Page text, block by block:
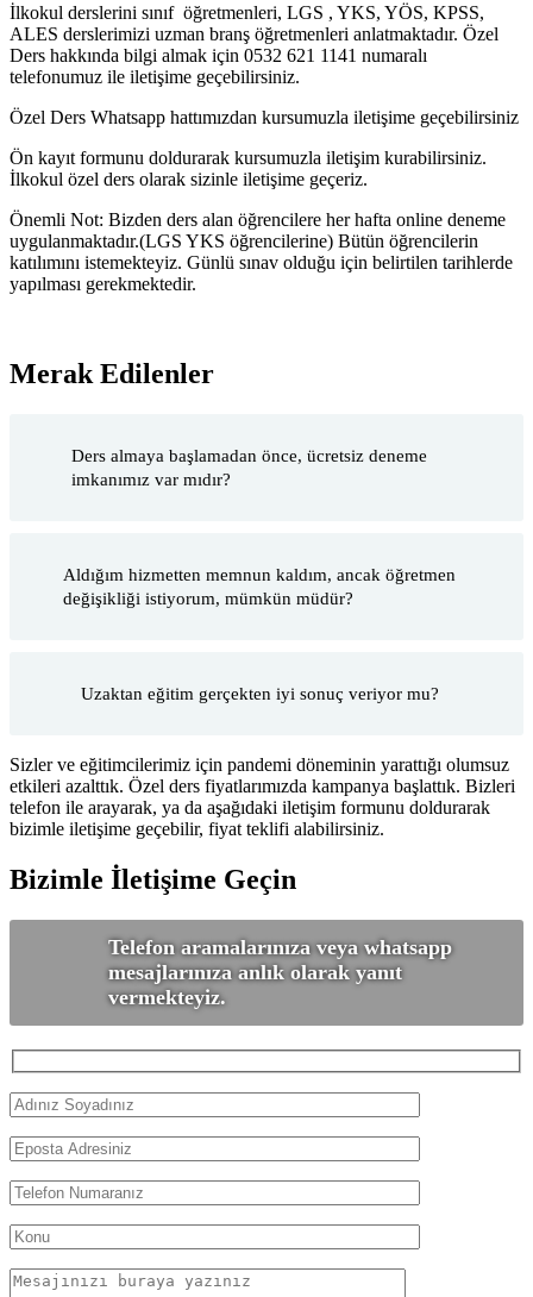
İlkokul derslerini sınıf öğretmenleri, LGS , YKS, YÖS, KPSS,
ALES derslerimizi uzman branş öğretmenleri anlatmaktadır. Özel
Ders hakkında bilgi almak için 0532 621 1141 numaralı
telefonumuz ile iletişime geçebilirsiniz.
Özel Ders Whatsapp hattımızdan kursumuzla iletişime geçebilirsiniz
Ön kayıt formunu doldurarak kursumuzla iletişim kurabilirsiniz.
İlkokul özel ders olarak sizinle iletişime geçeriz.
Önemli Not: Bizden ders alan öğrencilere her hafta online deneme
uygulanmaktadır.(LGS YKS öğrencilerine) Bütün öğrencilerin
katılımını istemekteyiz. Günlü sınav olduğu için belirtilen tarihlerde
yapılması gerekmektedir.
Merak Edilenler
Ders almaya başlamadan önce, ücretsiz deneme
imkanımız var mıdır?
Aldığım hizmetten memnun kaldım, ancak öğretmen
değişikliği istiyorum, mümkün müdür?
Uzaktan eğitim gerçekten iyi sonuç veriyor mu?
Sizler ve eğitimcilerimiz için pandemi döneminin yarattığı olumsuz
etkileri azalttık. Özel ders fiyatlarımızda kampanya başlattık. Bizleri
telefon ile arayarak, ya da aşağıdaki iletişim formunu doldurarak
bizimle iletişime geçebilir, fiyat teklifi alabilirsiniz.
Bizimle İletişime Geçin
Telefon aramalarınıza veya whatsapp
mesajlarınıza anlık olarak yanıt
vermekteyiz.